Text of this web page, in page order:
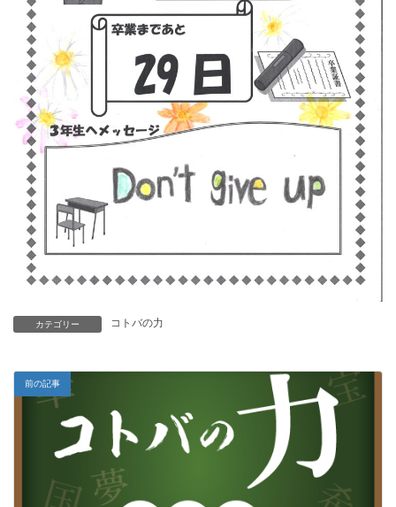
カテゴリー コトバの力
前の記事